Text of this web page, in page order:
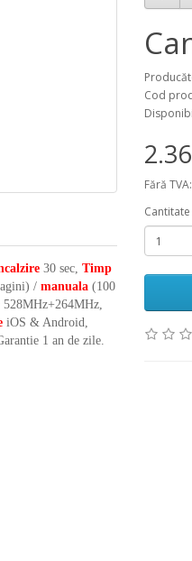
30 sec, Timp
/ manuala (100
528MHz+264MHz,
iOS & Android,
1 an de zile.
Cod
Fără
Cantitate